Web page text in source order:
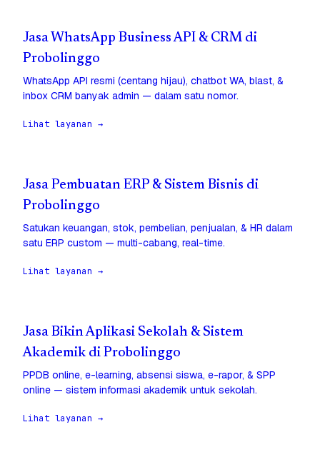
Jasa WhatsApp Business API & CRM di
Probolinggo
WhatsApp API resmi (centang hijau), chatbot WA, blast, &
inbox CRM banyak admin — dalam satu nomor.
Lihat layanan →
Jasa Pembuatan ERP & Sistem Bisnis di
Probolinggo
Satukan keuangan, stok, pembelian, penjualan, & HR dalam
satu ERP custom — multi-cabang, real-time.
Lihat layanan →
Jasa Bikin Aplikasi Sekolah & Sistem
Akademik di Probolinggo
PPDB online, e-learning, absensi siswa, e-rapor, & SPP
online — sistem informasi akademik untuk sekolah.
Lihat layanan →